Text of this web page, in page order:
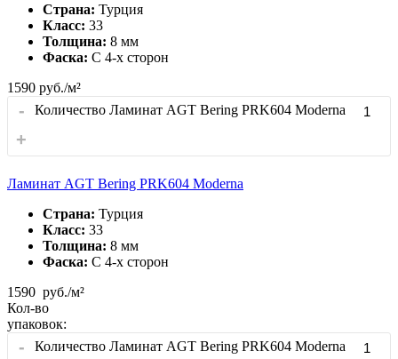
Страна: Турция
Класс: 33
Толщина: 8 мм
Фаска: С 4-x сторон
1590 руб./м²
- Количество Ламинат AGT Bering PRK604 Moderna
+
Ламинат AGT Bering PRK604 Moderna
Страна: Турция
Класс: 33
Толщина: 8 мм
Фаска: С 4-x сторон
1590 руб./м²
Кол-во
упаковок:
- Количество Ламинат AGT Bering PRK604 Moderna